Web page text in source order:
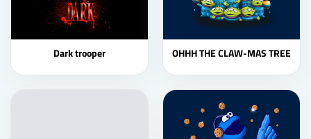
Dark trooper OHHH THE CLAW-MAS TREE